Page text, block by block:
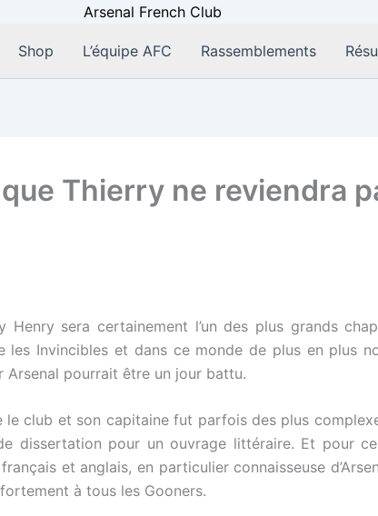
Shop L’équipe AFC Rassemblements
Thierry ne reviendra
Henry sera certainement l’un des plus grands
les Invincibles et dans ce monde de plus en plus
pourrait être un jour battu.
le club et son capitaine fut parfois des plus
dissertation pour un ouvrage littéraire. Et pour
et anglais, en particulier connaisseuse
à tous les Gooners.